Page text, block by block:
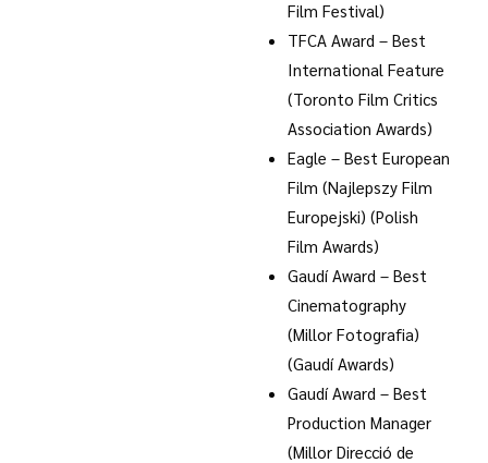
Film Festival)
TFCA Award – Best
International Feature
(Toronto Film Critics
Association Awards)
Eagle – Best European
Film (Najlepszy Film
Europejski) (Polish
Film Awards)
Gaudí Award – Best
Cinematography
(Millor Fotografia)
(Gaudí Awards)
Gaudí Award – Best
Production Manager
(Millor Direcció de